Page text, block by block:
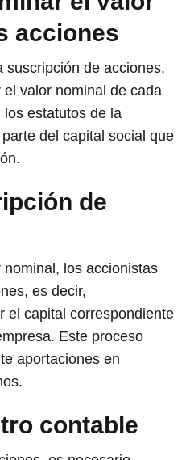
acciones
suscripción de acciones,
valor nominal de cada
estatutos de la
del capital social que
de
los accionistas
es decir,
el capital correspondiente
Este proceso
aportaciones en
contable